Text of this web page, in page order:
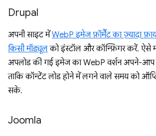
Drupal
अपनी साइट मेंWebP इमेज फ़ॉर्मैट का ज़्यादा
किसी मॉड्यूलको इंस्टॉल और कॉन्फ़िगर करें. ऐसे
अपलोड की गई इमेज का WebP वर्शन अपने-आप
ताकि कॉन्टेंट लोड होने में लगने वाले समय को
सके.
Joomla